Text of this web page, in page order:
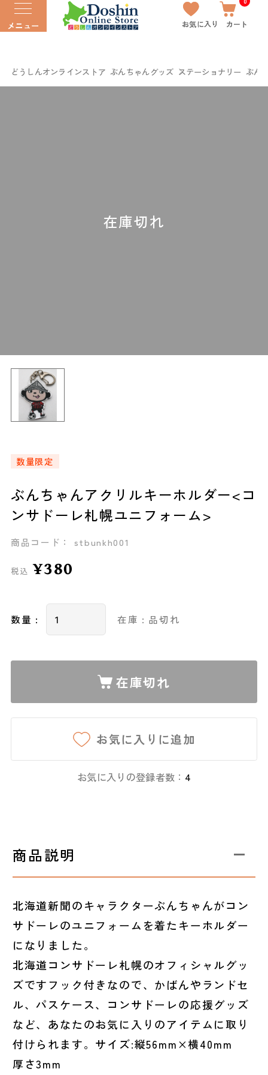
メニュー お気に入り カート
どうしんオンラインストア ぶんちゃんグッズ ステーショナリー ぶん
数量限定
ぶんちゃんアクリルキーホルダー<コ
ンサドーレ札幌ユニフォーム>
商品コード： stbunkh001
税込 ¥380
数量 : 在庫 : 品切れ
在庫切れ
お気に入りに追加
お気に入りの登録者数： 4
商品説明
北海道新聞のキャラクターぶんちゃんがコン
サドーレのユニフォームを着たキーホルダー
になりました。
北海道コンサドーレ札幌のオフィシャルグッ
ズですフック付きなので、かばんやランドセ
ル、パスケース、コンサドーレの応援グッズ
など、あなたのお気に入りのアイテムに取り
付けられます。サイズ:縦56mm×横40mm
厚さ3mm